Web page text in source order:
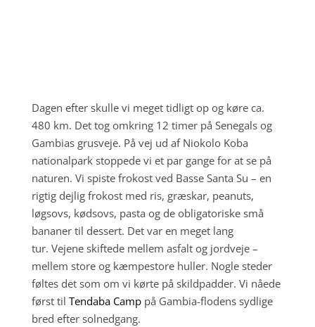
Dagen efter skulle vi meget tidligt op og køre ca.
480 km. Det tog omkring 12 timer på Senegals og
Gambias grusveje. På vej ud af Niokolo Koba
nationalpark stoppede vi et par gange for at se på
naturen. Vi spiste frokost ved Basse Santa Su – en
rigtig dejlig frokost med ris, græskar, peanuts,
løgsovs, kødsovs, pasta og de obligatoriske små
bananer til dessert. Det var en meget lang
tur. Vejene skiftede mellem asfalt og jordveje –
mellem store og kæmpestore huller. Nogle steder
føltes det som om vi kørte på skildpadder. Vi nåede
først til Tendaba Camp på Gambia-flodens sydlige
bred efter solnedgang.